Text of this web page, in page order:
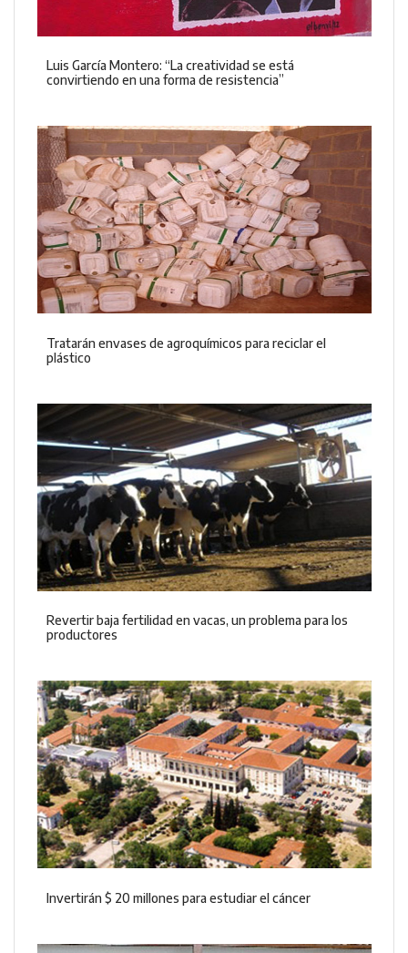
Luis García Montero: “La creatividad se está
convirtiendo en una forma de resistencia”
Tratarán envases de agroquímicos para reciclar el
plástico
Revertir baja fertilidad en vacas, un problema para los
productores
Invertirán $ 20 millones para estudiar el cáncer